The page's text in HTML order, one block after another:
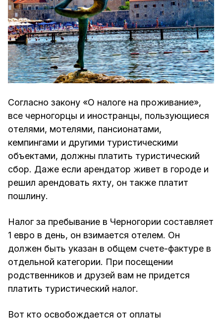
Согласно закону «О налоге на проживание»,
все черногорцы и иностранцы, пользующиеся
отелями, мотелями, пансионатами,
кемпингами и другими туристическими
объектами, должны платить туристический
сбор. Даже если арендатор живет в городе и
решил арендовать яхту, он также платит
пошлину.
Налог за пребывание в Черногории составляет
1 евро в день, он взимается отелем. Он
должен быть указан в общем счете-фактуре в
отдельной категории. При посещении
родственников и друзей вам не придется
платить туристический налог.
Вот кто освобождается от оплаты